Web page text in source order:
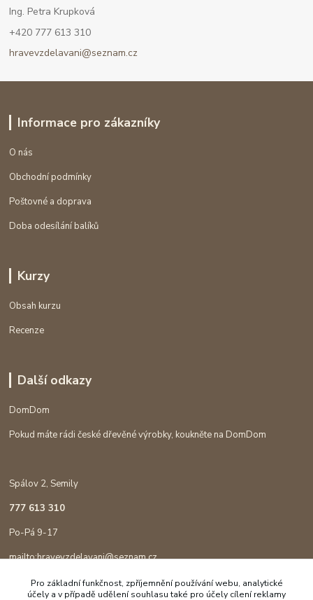
Ing. Petra Krupková
+420 777 613 310
hravevzdelavani@seznam.cz
Informace pro zákazníky
O nás
Obchodní podmínky
Poštovné a doprava
Doba odesílání balíků
Kurzy
Obsah kurzu
Recenze
Další odkazy
DomDom
Pokud máte rádi české dřevěné výrobky, koukněte na DomDom
Spálov 2, Semily
777 613 310
Po-Pá 9-17
mailto:hravevzdelavani@seznam.cz
Pro základní funkčnost, zpříjemnění používání webu, analytické
účely a v případě udělení souhlasu také pro účely cílení reklamy